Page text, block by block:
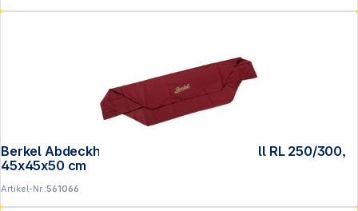
Berkel Abdeckhaube Grösse M rot Modell RL 250/300,
45x45x50 cm
Artikel-Nr.:561066